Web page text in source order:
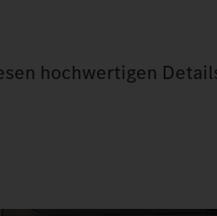
hochwertigen